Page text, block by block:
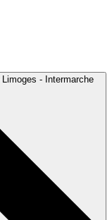
- Intermarche